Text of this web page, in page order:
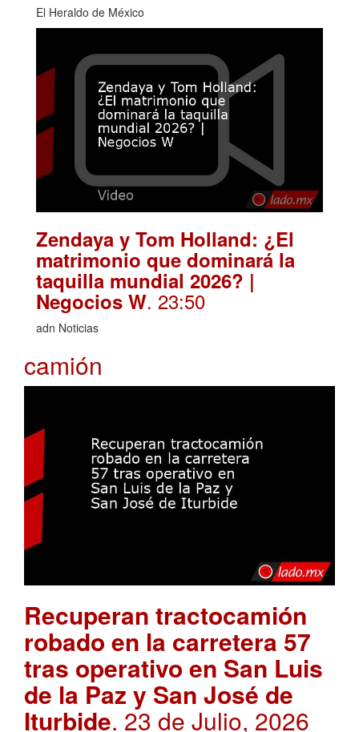
El Heraldo de México
Zendaya y Tom Holland: ¿El
matrimonio que dominará la
taquilla mundial 2026? |
Negocios W. 23:50
adn Noticias
camión
Recuperan tractocamión
robado en la carretera 57
tras operativo en San Luis
de la Paz y San José de
Iturbide. 23 de Julio, 2026